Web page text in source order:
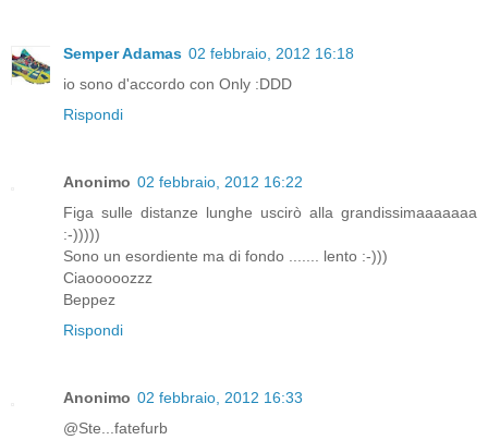
Semper Adamas 02 febbraio, 2012 16:18
io sono d'accordo con Only :DDD
Rispondi
Anonimo 02 febbraio, 2012 16:22
Figa sulle distanze lunghe uscirò alla grandissimaaaaaaa
:-)))))
Sono un esordiente ma di fondo ....... lento :-)))
Ciaooooozzz
Beppez
Rispondi
Anonimo 02 febbraio, 2012 16:33
@Ste...fatefurb